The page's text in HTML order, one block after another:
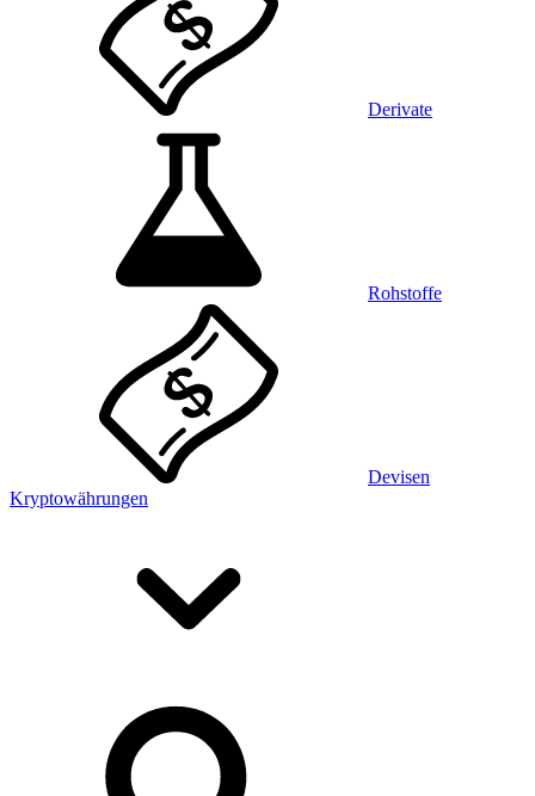
Derivate
Rohstoffe
Devisen
Kryptowährungen